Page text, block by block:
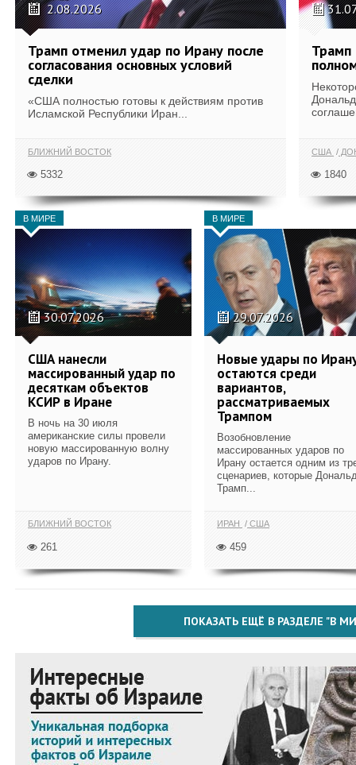
2.08.2026
Трамп отменил удар по Ирану после
согласования основных условий
сделки
«США полностью готовы к действиям против
Исламской Республики Иран...
БЛИЖНИЙ ВОСТОК
5332
Трамп
США
1840
В МИРЕ
30.07.2026
США нанесли
массированный удар по
десяткам объектов
КСИР в Иране
В ночь на 30 июля
американские силы провели
новую массированную волну
ударов по Ирану.
БЛИЖНИЙ ВОСТОК
261
В МИРЕ
29.07.2026
Новые удары по
остаются среди
вариантов,
рассматриваемых
Трампом
Возобновление
массированных ударов по
Ирану остается одним из
сценариев, которые
Трамп...
ИРАН США
459
ПОКАЗАТЬ ЕЩЁ В РАЗДЕЛЕ "В